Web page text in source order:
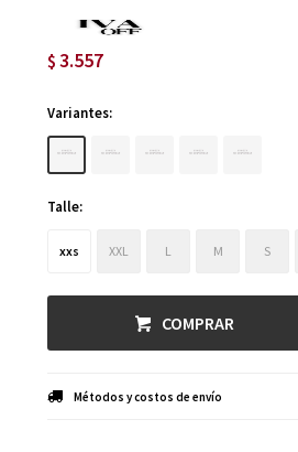
$ 3.557
Variantes:
Talle:
xxs XXL L M S
COMPRAR
Métodos y costos de envío